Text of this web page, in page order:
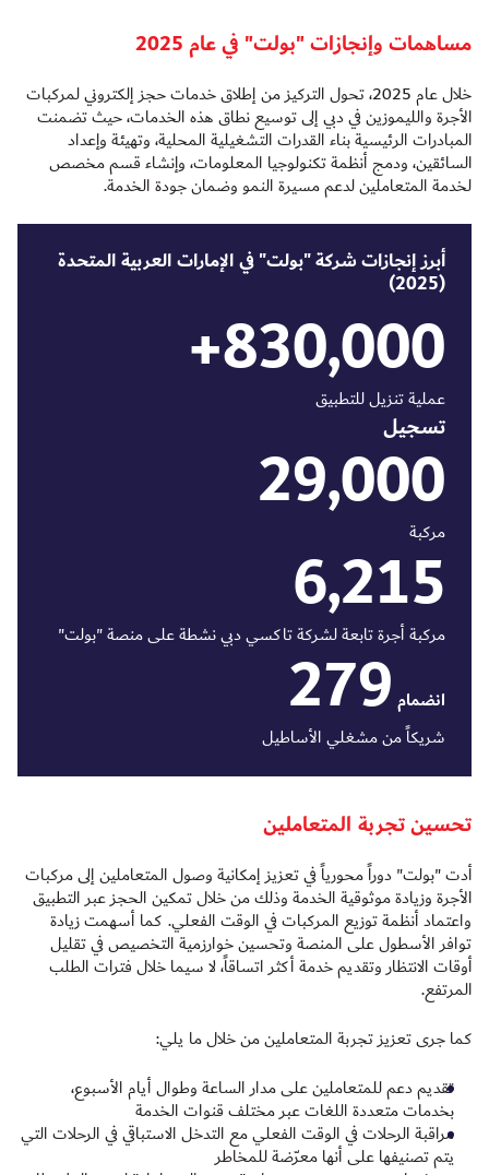
مساهمات وإنجازات "بولت" في عام 2025
خلال عام 2025، تحول التركيز من إطلاق خدمات حجز إلكتروني لمركبات
الأجرة والليموزين في دبي إلى توسيع نطاق هذه الخدمات، حيث تضمنت
المبادرات الرئيسية بناء القدرات التشغيلية المحلية، وتهيئة وإعداد
السائقين، ودمج أنظمة تكنولوجيا المعلومات، وإنشاء قسم مخصص
لخدمة المتعاملين لدعم مسيرة النمو وضمان جودة الخدمة.
أبرز إنجازات شركة "بولت" في الإمارات العربية المتحدة
(2025)
830,000
+ عملية تنزيل للتطبيق
تسجيل
29,000
مركبة
6,215
مركبة أجرة تابعة لشركة تاكسي دبي نشطة على منصة "بولت"
انضمام 279
شريكاً من مشغلي الأساطيل
تحسين تجربة المتعاملين
أدت "بولت" دوراً محورياً في تعزيز إمكانية وصول المتعاملين إلى مركبات
الأجرة وزيادة موثوقية الخدمة وذلك من خلال تمكين الحجز عبر التطبيق
واعتماد أنظمة توزيع المركبات في الوقت الفعلي. كما أسهمت زيادة
توافر الأسطول على المنصة وتحسين خوارزمية التخصيص في تقليل
أوقات الانتظار وتقديم خدمة أكثر اتساقاً، لا سيما خلال فترات الطلب
المرتفع.
كما جرى تعزيز تجربة المتعاملين من خلال ما يلي:
تقديم دعم للمتعاملين على مدار الساعة وطوال أيام الأسبوع،
بخدمات متعددة اللغات عبر مختلف قنوات الخدمة
مراقبة الرحلات في الوقت الفعلي مع التدخل الاستباقي في الرحلات التي
يتم تصنيفها على أنها معرّضة للمخاطر